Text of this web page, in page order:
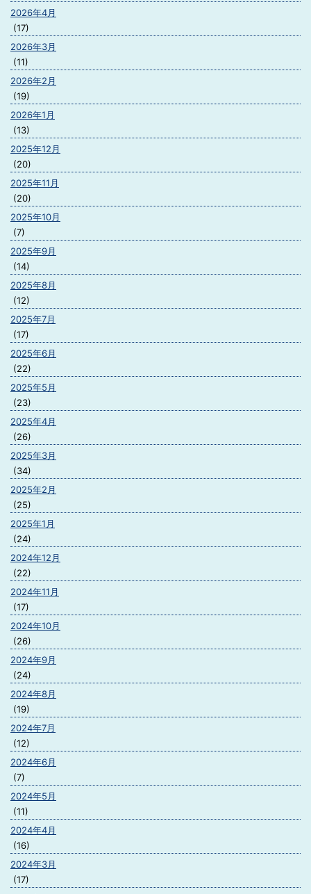
2026年4月
(17)
2026年3月
(11)
2026年2月
(19)
2026年1月
(13)
2025年12月
(20)
2025年11月
(20)
2025年10月
(7)
2025年9月
(14)
2025年8月
(12)
2025年7月
(17)
2025年6月
(22)
2025年5月
(23)
2025年4月
(26)
2025年3月
(34)
2025年2月
(25)
2025年1月
(24)
2024年12月
(22)
2024年11月
(17)
2024年10月
(26)
2024年9月
(24)
2024年8月
(19)
2024年7月
(12)
2024年6月
(7)
2024年5月
(11)
2024年4月
(16)
2024年3月
(17)